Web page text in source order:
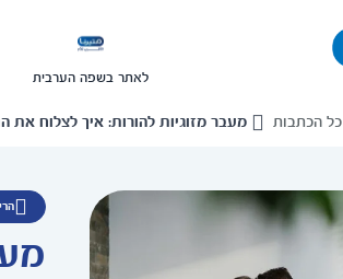
לאתר בשפה הערבית
כל הכתבות מעבר מזוגיות להורות: איך לצלוח את